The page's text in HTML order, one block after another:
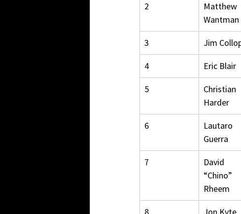
2
Matthew
Wantman
3 Jim
4 Eric Blair
5
Christian
Harder
6
Lautaro
Guerra
7
David
“Chino”
Rheem